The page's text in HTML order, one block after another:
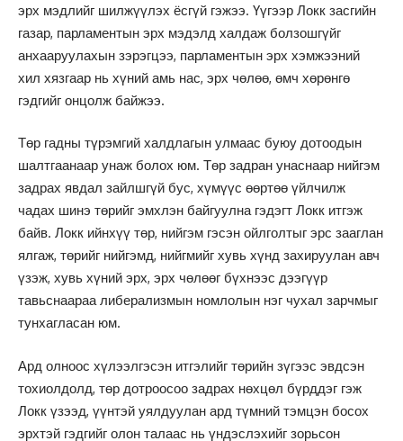
эрх мэдлийг шилжүүлэх ёсгүй гэжээ. Үүгээр Локк засгийн
газар, парламентын эрх мэдэлд халдаж болзошгүйг
анхааруулахын зэрэгцээ, парламентын эрх хэмжээний
хил хязгаар нь хүний амь нас, эрх чөлөө, өмч хөрөнгө
гэдгийг онцолж байжээ.
Төр гадны түрэмгий халдлагын улмаас буюу дотоодын
шалтгаанаар унаж болох юм. Төр задран унаснаар нийгэм
задрах явдал зайлшгүй бус, хүмүүс өөртөө үйлчилж
чадах шинэ төрийг эмхлэн байгуулна гэдэгт Локк итгэж
байв. Локк ийнхүү төр, нийгэм гэсэн ойлголтыг эрс зааглан
ялгаж, төрийг нийгэмд, нийгмийг хувь хүнд захируулан авч
үзэж, хувь хүний эрх, эрх чөлөөг бүхнээс дээгүүр
тавьснаараа либерализмын номлолын нэг чухал зарчмыг
тунхагласан юм.
Ард олноос хүлээлгэсэн итгэлийг төрийн зүгээс эвдсэн
тохиолдолд, төр дотроосоо задрах нөхцөл бүрддэг гэж
Локк үзээд, үүнтэй уялдуулан ард түмний тэмцэн босох
эрхтэй гэдгийг олон талаас нь үндэслэхийг зорьсон